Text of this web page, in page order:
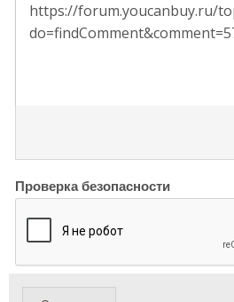
https://forum.youcanbuy.ru/
Проверка безопасности